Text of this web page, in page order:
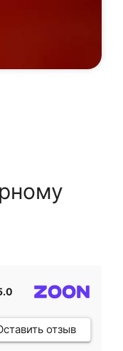
отзыв